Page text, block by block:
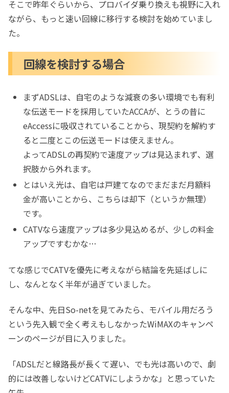
そこで昨年ぐらいから、プロバイダ乗り換えも視野に入れ
ながら、もっと速い回線に移行する検討を始めていまし
た。
回線を検討する場合
まずADSLは、自宅のような減衰の多い環境でも有利
な伝送モードを採用していたACCAが、とうの昔に
eAccessに吸収されていることから、現契約を解約す
ると二度とこの伝送モードは使えません。
よってADSLの再契約で速度アップは見込まれず、選
択肢から外れます。
とはいえ光は、自宅は戸建てなのでまだまだ月額料
金が高いことから、こちらは却下（というか無理）
です。
CATVなら速度アップは多少見込めるが、少しの料金
アップですむかな…
てな感じでCATVを優先に考えながら結論を先延ばしに
し、なんとなく半年が過ぎていました。
そんな中、先日So-netを見てみたら、モバイル用だろう
という先入観で全く考えもしなかったWiMAXのキャンペ
ーンのページが目に入りました。
「ADSLだと線路長が長くて遅い、でも光は高いので、劇
的には改善しないけどCATVにしようかな」と思っていた